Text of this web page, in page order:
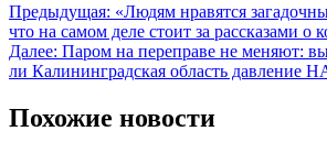
Предыдущая: «Людям нравятся
что на самом деле стоит за рассказами о
Далее: Паром на переправе не меняют:
ли Калининградская область давление
Похожие новости